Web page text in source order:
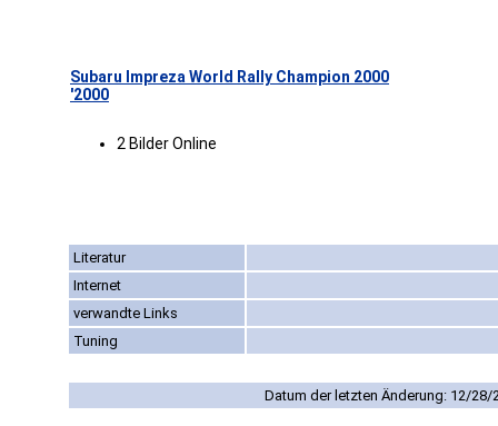
Subaru Impreza World Rally Champion 2000
'2000
2 Bilder Online
Literatur
Internet
verwandte Links
Tuning
Datum der letzten Änderung: 12/28/